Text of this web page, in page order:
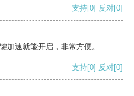
支持[0] 反对[0]
加速就能开启，非常方便。
支持[0] 反对[0]